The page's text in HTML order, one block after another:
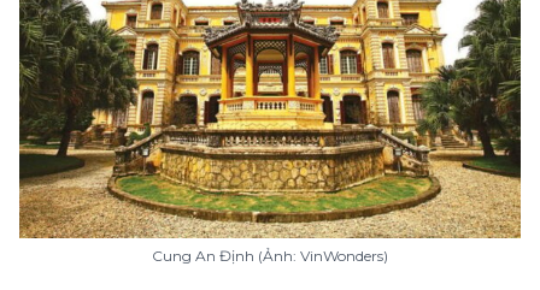
Cung An Định (Ảnh: VinWonders)